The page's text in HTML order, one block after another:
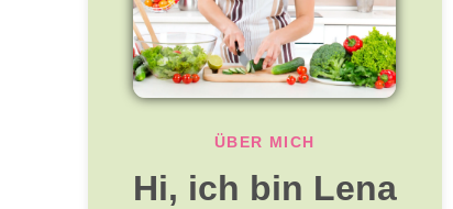
ÜBER MICH
Hi, ich bin Lena